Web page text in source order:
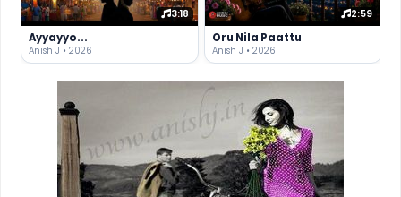
3:18
Ayyayyo...
Anish J • 2026
2:59
Oru Nila Paattu
Anish J • 2026